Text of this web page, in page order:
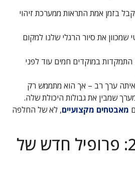
בזמן אמת התראות ממערכת זיהוי
שמכוון את סיור הרגלי שלנו למקום
במוקדים חמים עוד לפני
ערך רב – אך הוא מתממש רק
שמבין את גבולות היכולת שלה.
מאבטחים מקצועיים, לא של החלפה
מאבטח 2025: פרופיל חדש של